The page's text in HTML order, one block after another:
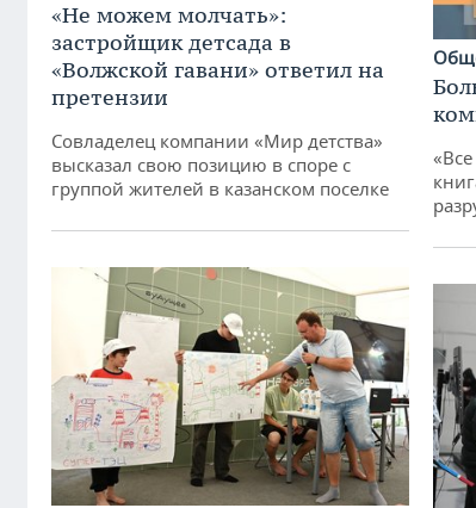
«Не можем молчать»:
застройщик детсада в
«Волжской гавани» ответил на
претензии
Совладелец компании «Мир детства»
высказал свою позицию в споре с
группой жителей в казанском поселке